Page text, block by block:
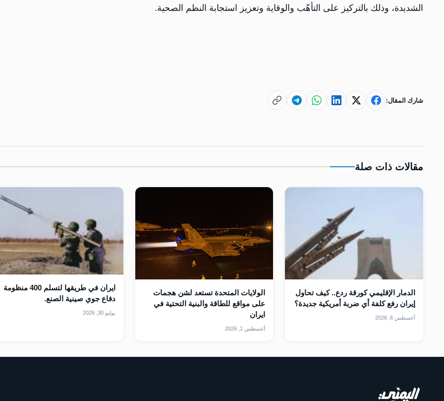
الشديدة، وذلك بالتركيز على التأهّب والوقاية وتعزيز استجابة النظم الصحية.
شارك المقال:
مقالات ذات صلة
الدمار الإقليمي كورقة ردع.. كيف تحاول
إيران رفع كلفة أي ضربة أمريكية جديدة؟
أغسطس 6, 2026
الولايات المتحدة تستعد لشن هجمات
على مواقع للطاقة والبنية التحتية في
ايران
أغسطس 1, 2026
ايران في طريقها لتسلم 400 منظومة
دفاع جوي صينية الصنع.
يوليو 30, 2026